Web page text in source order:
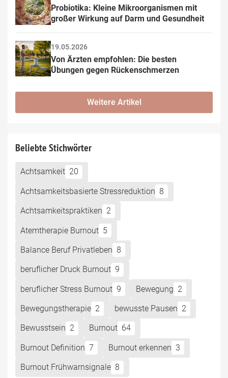
Probiotika: Kleine Mikroorganismen mit
großer Wirkung auf Darm und Gesundheit
19.05.2026
Von Ärzten empfohlen: Die besten
Übungen gegen Rückenschmerzen
Weitere Artikel
Beliebte Stichwörter
Achtsamkeit 20
Achtsamkeitsbasierte Stressreduktion 8
Achtsamkeitspraktiken 2
Atemtherapie Burnout 5
Balance Beruf Privatleben 8
beruflicher Druck Burnout 9
beruflicher Stress Burnout 9 Bewegung 2
Bewegungstherapie 2 bewusste Pausen 2
Bewusstsein 2 Burnout 64
Burnout Definition 7 Burnout erkennen 3
Burnout Frühwarnsignale 8